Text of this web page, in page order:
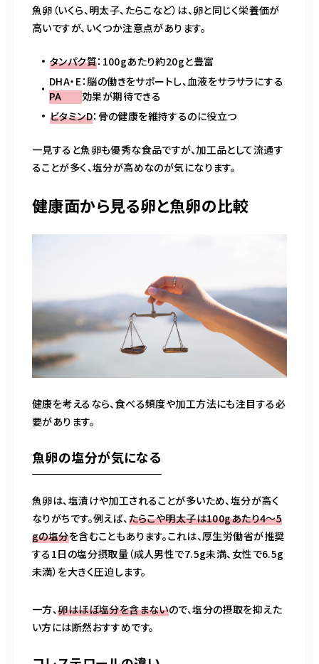
魚卵（いくら、明太子、たらこなど）は、卵と同じく栄養価が
高いですが、いくつか注意点があります。
タンパク質：100gあたり約20gと豊富
DHA・E
PA
：脳の働きをサポートし、血液をサラサラにする
効果が期待できる
ビタミンD：骨の健康を維持するのに役立つ
一見すると魚卵も優秀な食品ですが、加工品として流通す
ることが多く、塩分が高めなのが気になります。
健康面から見る卵と魚卵の比較
健康を考えるなら、食べる頻度や加工方法にも注目する必
要があります。
魚卵の塩分が気になる
魚卵は、塩漬けや加工されることが多いため、塩分が高く
なりがちです。例えば、 たらこや明太子は100gあたり4～5
gの塩分を含むこともあります。これは、厚生労働省が推奨
する1日の塩分摂取量（成人男性で7.5g未満、女性で6.5g
未満）を大きく圧迫します。
一方、卵はほぼ塩分を含まないので、塩分の摂取を抑えた
い方には断然おすすめです。